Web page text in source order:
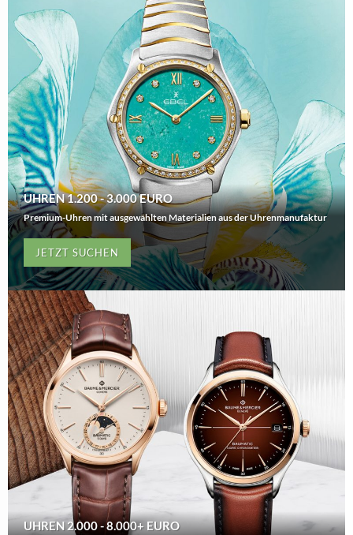
UHREN 1.200 - 3.000 EURO
Premium-Uhren mit ausgewählten Materialien aus der Uhrenmanufaktur
JETZT SUCHEN
UHREN 2.000 - 8.000+ EURO